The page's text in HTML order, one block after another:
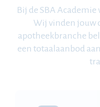
Bij de SBA
Wij vinden jouw
apotheekbranche
een totaalaanbod